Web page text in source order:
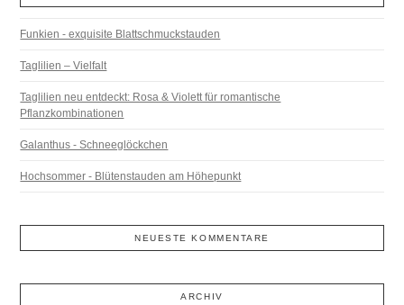
Funkien - exquisite Blattschmuckstauden
Taglilien – Vielfalt
Taglilien neu entdeckt: Rosa & Violett für romantische
Pflanzkombinationen
Galanthus - Schneeglöckchen
Hochsommer - Blütenstauden am Höhepunkt
NEUESTE KOMMENTARE
ARCHIV